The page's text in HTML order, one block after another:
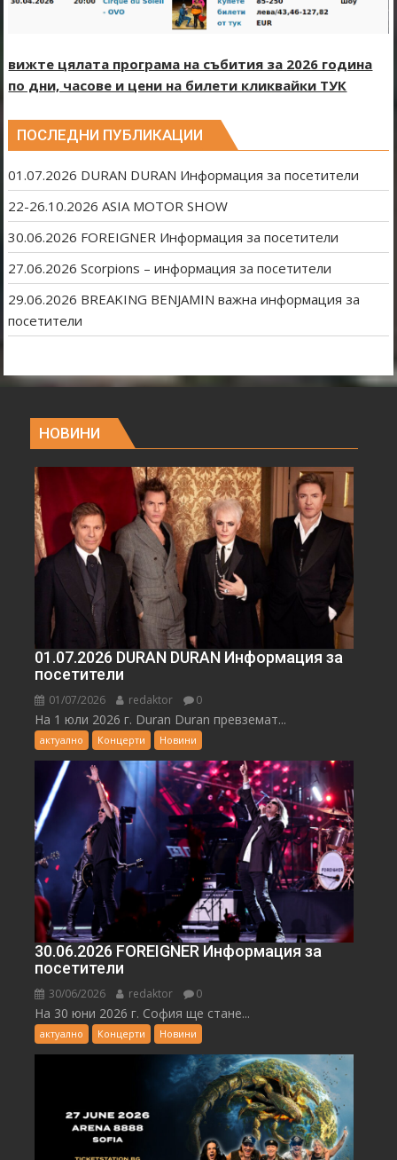
вижте цялата програма на събития за 2026 година
по дни, часове и цени на билети кликвайки ТУК
ПОСЛЕДНИ ПУБЛИКАЦИИ
01.07.2026 DURAN DURAN Информация за посетители
22-26.10.2026 ASIA MOTOR SHOW
30.06.2026 FOREIGNER Информация за посетители
27.06.2026 Scorpions – информация за посетители
29.06.2026 BREAKING BENJAMIN важна информация за
посетители
НОВИНИ
01.07.2026 DURAN DURAN Информация за
посетители
01/07/2026 redaktor 0
На 1 юли 2026 г. Duran Duran превземат...
актуално Концерти Новини
30.06.2026 FOREIGNER Информация за
посетители
30/06/2026 redaktor 0
На 30 юни 2026 г. София ще стане...
актуално Концерти Новини